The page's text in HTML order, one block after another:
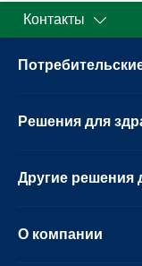
Контакты
Решения для
Другие решения
О компании